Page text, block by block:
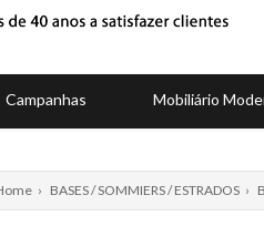
Campanhas Mobiliário
› BASES / SOMMIERS / ESTRADOS ›